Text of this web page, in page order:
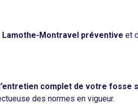
Montravel préventive et
complet de votre fosse
des normes en vigueur.